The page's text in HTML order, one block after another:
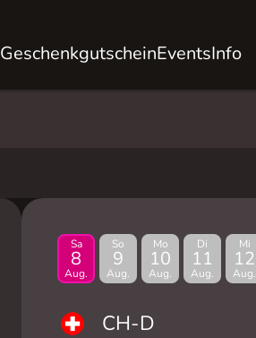
GeschenkgutscheinEventsInfo
Sa
8
Aug.
So
9
Aug.
Mo
10
Aug.
Di
11
Aug.
Mi
12
Aug.
CH-D